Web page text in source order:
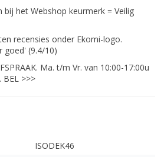
bij het Webshop keurmerk = Veilig
recensies onder Ekomi-logo.
goed' (9.4/10)
Ma. t/m Vr. van 10:00-17:00u
BEL >>>
ISODEK46